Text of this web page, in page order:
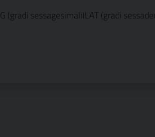
(gradi sessagesimali)LAT (gradi